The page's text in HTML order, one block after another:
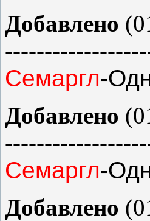
Добавлено
Семаргл-
Добавлено
Семаргл-
Добавлено